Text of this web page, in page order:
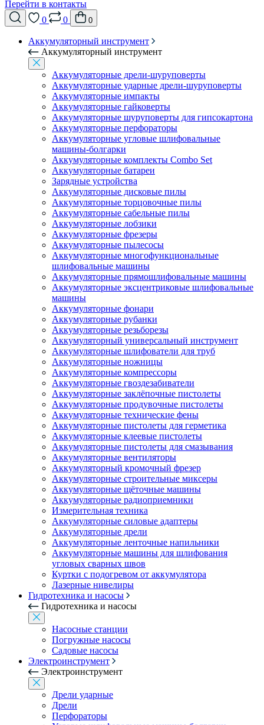
Перейти в контакты
0
0 0
Аккумуляторный инструмент
Аккумуляторный инструмент
Аккумуляторные дрели-шуруповерты
Аккумуляторные ударные дрели-шуруповерты
Аккумуляторные импакты
Аккумуляторные гайковерты
Аккумуляторные шуруповерты для гипсокартона
Аккумуляторные перфораторы
Аккумуляторные угловые шлифовальные
машины-болгарки
Аккумуляторные комплекты Combo Set
Аккумуляторные батареи
Зарядные устройства
Аккумуляторные дисковые пилы
Аккумуляторные торцовочные пилы
Аккумуляторные сабельные пилы
Аккумуляторные лобзики
Аккумуляторные фрезеры
Аккумуляторные пылесосы
Аккумуляторные многофункциональные
шлифовальные машины
Аккумуляторные прямошлифовальные машины
Аккумуляторные эксцентриковые шлифовальные
машины
Аккумуляторные фонари
Аккумуляторные рубанки
Аккумуляторные резьборезы
Аккумуляторный универсальный инструмент
Аккумуляторные шлифователи для труб
Аккумуляторные ножницы
Аккумуляторные компрессоры
Аккумуляторные гвоздезабиватели
Аккумуляторные заклёпочные пистолеты
Аккумуляторные продувочные пистолеты
Аккумуляторные технические фены
Аккумуляторные пистолеты для герметика
Аккумуляторные клеевые пистолеты
Аккумуляторные пистолеты для смазывания
Аккумуляторные вентиляторы
Аккумуляторный кромочный фрезер
Аккумуляторные строительные миксеры
Аккумуляторные щёточные машины
Аккумуляторные радиоприемники
Измерительная техника
Аккумуляторные силовые адаптеры
Аккумуляторные дрели
Аккумуляторные ленточные напильники
Аккумуляторные машины для шлифования
угловых сварных швов
Куртки с подогревом от аккумулятора
Лазерные нивелиры
Гидротехника и насосы
Гидротехника и насосы
Насосные станции
Погружные насосы
Садовые насосы
Электроинструмент
Электроинструмент
Дрели ударные
Дрели
Перфораторы